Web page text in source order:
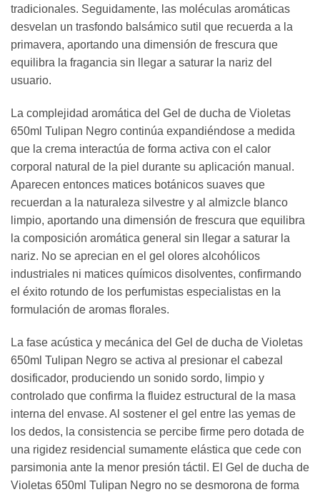
tradicionales. Seguidamente, las moléculas aromáticas
desvelan un trasfondo balsámico sutil que recuerda a la
primavera, aportando una dimensión de frescura que
equilibra la fragancia sin llegar a saturar la nariz del
usuario.
La complejidad aromática del Gel de ducha de Violetas
650ml Tulipan Negro continúa expandiéndose a medida
que la crema interactúa de forma activa con el calor
corporal natural de la piel durante su aplicación manual.
Aparecen entonces matices botánicos suaves que
recuerdan a la naturaleza silvestre y al almizcle blanco
limpio, aportando una dimensión de frescura que equilibra
la composición aromática general sin llegar a saturar la
nariz. No se aprecian en el gel olores alcohólicos
industriales ni matices químicos disolventes, confirmando
el éxito rotundo de los perfumistas especialistas en la
formulación de aromas florales.
La fase acústica y mecánica del Gel de ducha de Violetas
650ml Tulipan Negro se activa al presionar el cabezal
dosificador, produciendo un sonido sordo, limpio y
controlado que confirma la fluidez estructural de la masa
interna del envase. Al sostener el gel entre las yemas de
los dedos, la consistencia se percibe firme pero dotada de
una rigidez residencial sumamente elástica que cede con
parsimonia ante la menor presión táctil. El Gel de ducha de
Violetas 650ml Tulipan Negro no se desmorona de forma